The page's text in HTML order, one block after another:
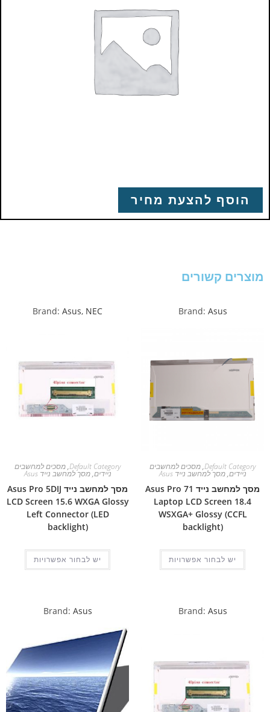
הוסף להצעת מחיר
מוצרים קשורים
Brand: Asus
Default Category
,מסכים למחשבים
ניידים,מסך למחשב נייד Asus
מסך למחשב נייד Asus Pro 71
Laptop LCD Screen 18.4
WSXGA+ Glossy (CCFL
backlight)
יש לבחור אפשרויות
Brand: Asus, NEC
Default Category
,מסכים למחשבים
ניידים,מסך למחשב נייד Asus
מסך למחשב נייד Asus Pro 5DIJ
LCD Screen 15.6 WXGA Glossy
Left Connector (LED
backlight)
יש לבחור אפשרויות
Brand: Asus
Brand: Asus